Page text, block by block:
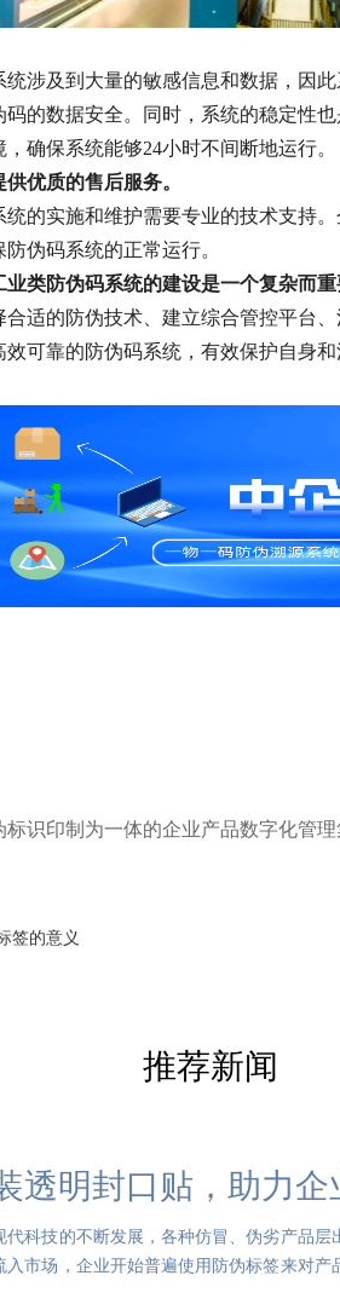
统涉及到大量的敏感信息和数据，因
码的数据安全。同时，系统的稳定性
，确保系统能够24小时不间断地运行。
优质的售后服务。
统的实施和维护需要专业的技术支持
伪码系统的正常运行。
业类防伪码系统的建设是一个复杂而重
合适的防伪技术、建立综合管控平台
效可靠的防伪码系统，有效保护自身和
识印制为一体的企业产品数字化管
签的意义
推荐新闻
透明封口贴，助力企
代科技的不断发展，各种仿冒、伪劣产品
入市场，企业开始普遍使用防伪标签来对